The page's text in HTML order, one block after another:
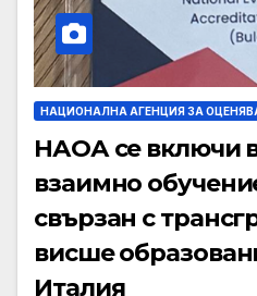
НАЦИОНАЛНА АГЕНЦИЯ ЗА
НАОА се включи
взаимно
свързан с
висше
Италия